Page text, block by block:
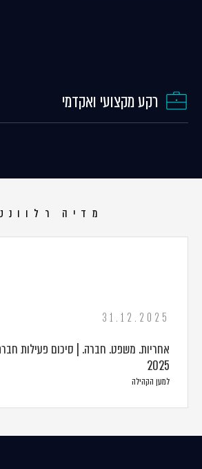
רקע מקצועי ואקדמי
מדיה
31.12.2025
אחריות. משפט. חברה. | סיכום פעילות
2025
למען הקהילה